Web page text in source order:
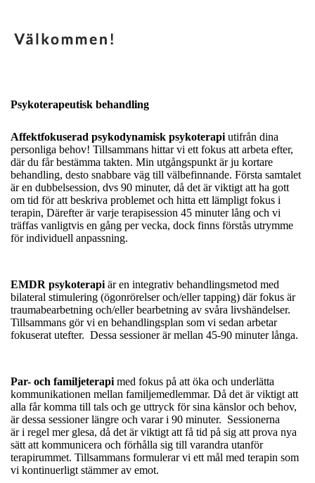
Psykoterapeutisk behandling
Affektfokuserad psykodynamisk psykoterapi utifrån dina
personliga behov! Tillsammans hittar vi ett fokus att arbeta efter,
där du får bestämma takten. Min utgångspunkt är ju kortare
behandling, desto snabbare väg till välbefinnande. Första samtalet
är en dubbelsession, dvs 90 minuter, då det är viktigt att ha gott
om tid för att beskriva problemet och hitta ett lämpligt fokus i
terapin, Därefter är varje terapisession 45 minuter lång och vi
träffas vanligtvis en gång per vecka, dock finns förstås utrymme
för individuell anpassning.
EMDR psykoterapi är en integrativ behandlingsmetod med
bilateral stimulering (ögonrörelser och/eller tapping) där fokus är
traumabearbetning och/eller bearbetning av svåra livshändelser.
Tillsammans gör vi en behandlingsplan som vi sedan arbetar
fokuserat utefter. Dessa sessioner är mellan 45-90 minuter långa.
Par- och familjeterapi med fokus på att öka och underlätta
kommunikationen mellan familjemedlemmar. Då det är viktigt att
alla får komma till tals och ge uttryck för sina känslor och behov,
är dessa sessioner längre och varar i 90 minuter. Sessionerna
är i regel mer glesa, då det är viktigt att få tid på sig att prova nya
sätt att kommunicera och förhålla sig till varandra utanför
terapirummet. Tillsammans formulerar vi ett mål med terapin som
vi kontinuerligt stämmer av emot.